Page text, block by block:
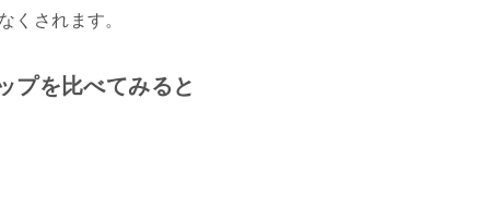
されます。
プを比べてみると